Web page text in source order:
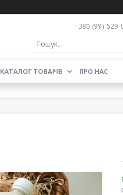
+380 (99) 629-
КАТАЛОГ ТОВАРІВ ПРО НАС